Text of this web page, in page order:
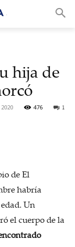
hija de
1
476
de El
habría
Un
el cuerpo de la